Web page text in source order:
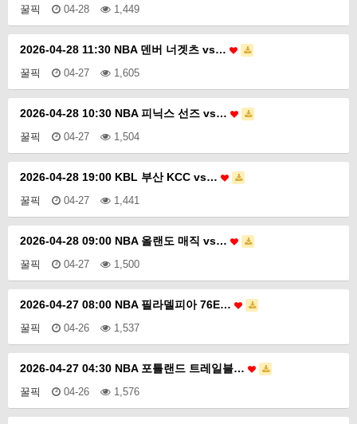
꿀픽 04-28 1,449
2026-04-28 11:30 NBA 덴버 너겟츠 vs…
꿀픽 04-27 1,605
2026-04-28 10:30 NBA 피닉스 선즈 vs…
꿀픽 04-27 1,504
2026-04-28 19:00 KBL 부산 KCC vs…
꿀픽 04-27 1,441
2026-04-28 09:00 NBA 올랜도 매직 vs…
꿀픽 04-27 1,500
2026-04-27 08:00 NBA 필라델피아 76E…
꿀픽 04-26 1,537
2026-04-27 04:30 NBA 포틀랜드 트레일블…
꿀픽 04-26 1,576